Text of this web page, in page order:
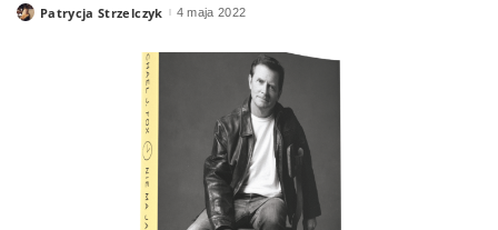
PostedPatrycja Strzelczyk 4 maja 2022